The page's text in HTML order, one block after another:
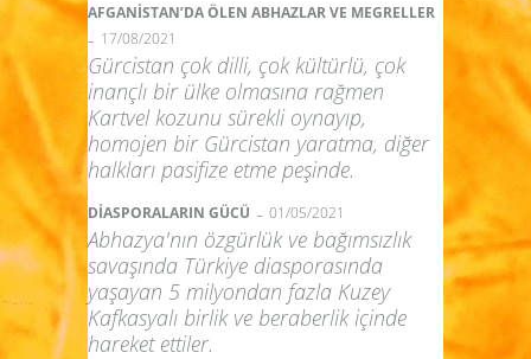
AFGANİSTAN’DA ÖLEN ABHAZLAR VE MEGRELLER
- 17/08/2021
Gürcistan çok dilli, çok kültürlü, çok
inançlı bir ülke olmasına rağmen
Kartvel kozunu sürekli oynayıp,
homojen bir Gürcistan yaratma, diğer
halkları pasifize etme peşinde.
DİASPORALARIN GÜCÜ - 01/05/2021
Abhazya'nın özgürlük ve bağımsızlık
savaşında Türkiye diasporasında
yaşayan 5 milyondan fazla Kuzey
Kafkasyalı birlik ve beraberlik içinde
hareket ettiler.